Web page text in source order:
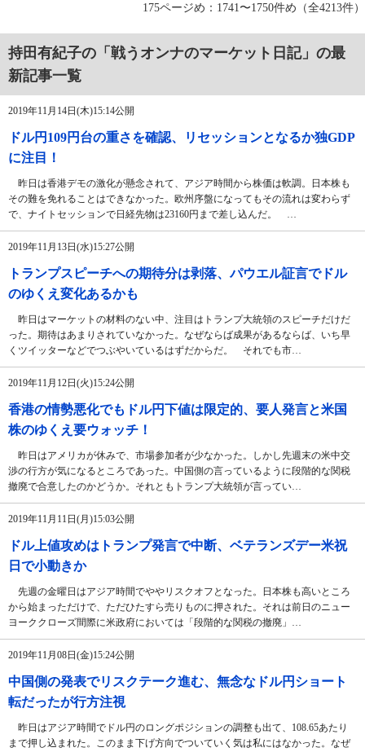
175ページめ：1741〜1750件め（全4213件）
持田有紀子の「戦うオンナのマーケット日記」の最
新記事一覧
2019年11月14日(木)15:14公開
ドル円109円台の重さを確認、リセッションとなるか独GDP
に注目！
昨日は香港デモの激化が懸念されて、アジア時間から株価は軟調。日本株も
その難を免れることはできなかった。欧州序盤になってもその流れは変わらず
で、ナイトセッションで日経先物は23160円まで差し込んだ。 …
2019年11月13日(水)15:27公開
トランプスピーチへの期待分は剥落、パウエル証言でドル
のゆくえ変化あるかも
昨日はマーケットの材料のない中、注目はトランプ大統領のスピーチだけだ
った。期待はあまりされていなかった。なぜならば成果があるならば、いち早
くツイッターなどでつぶやいているはずだからだ。 それでも市…
2019年11月12日(火)15:24公開
香港の情勢悪化でもドル円下値は限定的、要人発言と米国
株のゆくえ要ウォッチ！
昨日はアメリカが休みで、市場参加者が少なかった。しかし先週末の米中交
渉の行方が気になるところであった。中国側の言っているように段階的な関税
撤廃で合意したのかどうか。それともトランプ大統領が言ってい…
2019年11月11日(月)15:03公開
ドル上値攻めはトランプ発言で中断、ベテランズデー米祝
日で小動きか
先週の金曜日はアジア時間でややリスクオフとなった。日本株も高いところ
から始まっただけで、ただひたすら売りものに押された。それは前日のニュー
ヨーククローズ間際に米政府においては「段階的な関税の撤廃」…
2019年11月08日(金)15:24公開
中国側の発表でリスクテーク進む、無念なドル円ショート
転だったが行方注視
昨日はアジア時間でドル円のロングポジションの調整も出て、108.65あたり
まで押し込まれた。このまま下げ方向でついていく気は私にはなかった。なぜ